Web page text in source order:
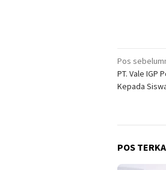
pos
Pos
PT. Vale IGP
Kepada
POS